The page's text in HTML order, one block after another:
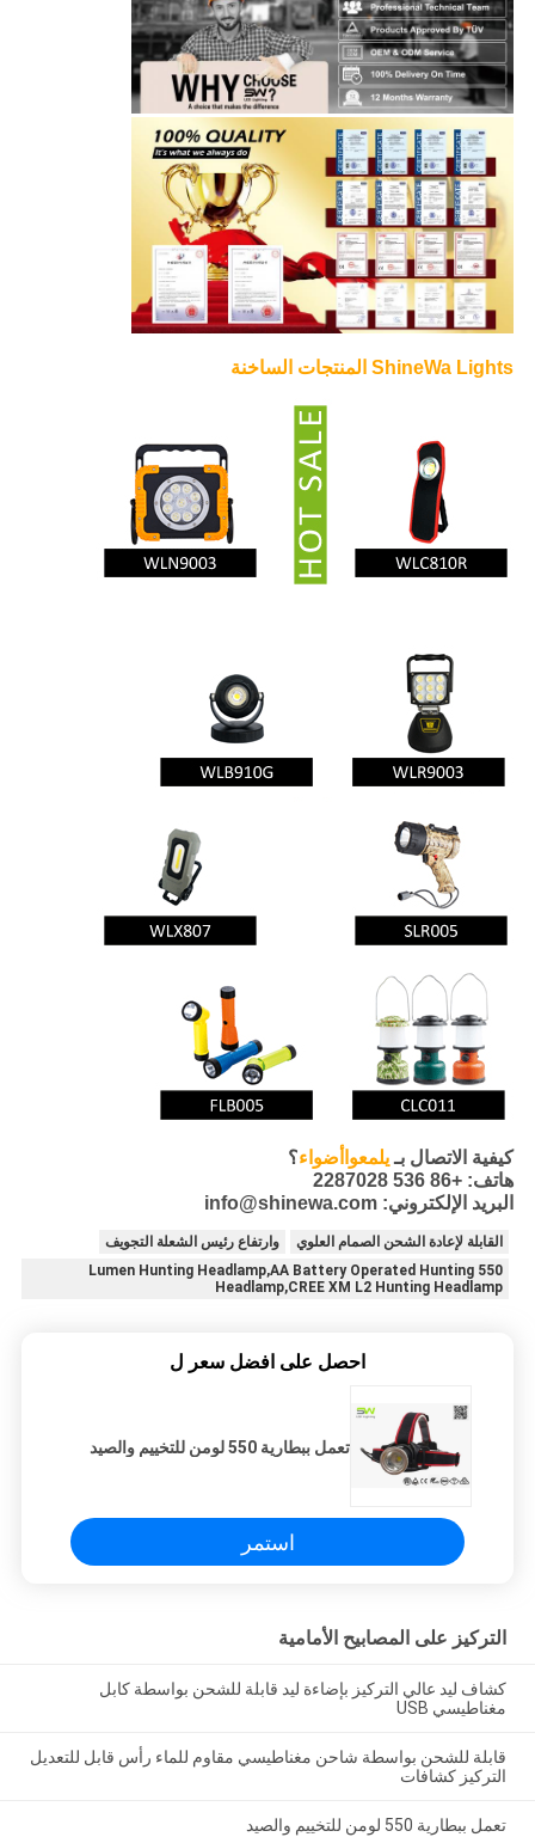
ShineWa Lights المنتجات الساخنة
كيفية الاتصال بـيلمعوا أضواء؟
هاتف: +86 536 2287028
البريد الإلكتروني: info@shinewa.com
القابلة لإعادة الشحن الصمام العلوي
وارتفاع رئيس الشعلة التجويف
550 Lumen Hunting Headlamp,AA Battery Operated Hunting
Headlamp,CREE XM L2 Hunting Headlamp
احصل على افضل سعر ل
تعمل ببطارية 550 لومن للتخييم والصيد
استمر
التركيز على المصابيح الأمامية
كشاف ليد عالي التركيز بإضاءة ليد قابلة للشحن بواسطة كابل
مغناطيسي USB
قابلة للشحن بواسطة شاحن مغناطيسي مقاوم للماء رأس قابل للتعديل
التركيز كشافات
تعمل ببطارية 550 لومن للتخييم والصيد